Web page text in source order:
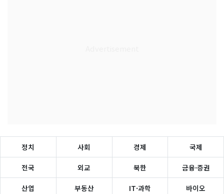
정치 사회 경제 국제
전국 외교 북한 금융·증권
산업 부동산 IT·과학 바이오